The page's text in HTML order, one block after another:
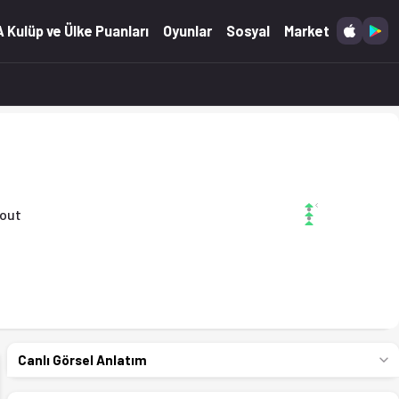
Kulüp ve Ülke Puanları Oyunlar Sosyal Market
Canlı Görsel Anlatım